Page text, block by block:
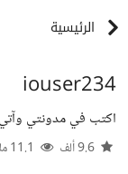
الرئيسية
iouser234
اكتب في مدونتي وآتي